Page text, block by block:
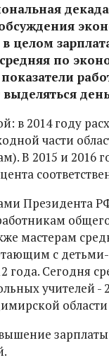
целом
по
в 2014 году
части
В 2015 и 2016
Президента
мастерам
с
года. Сегодня
учителей -
области